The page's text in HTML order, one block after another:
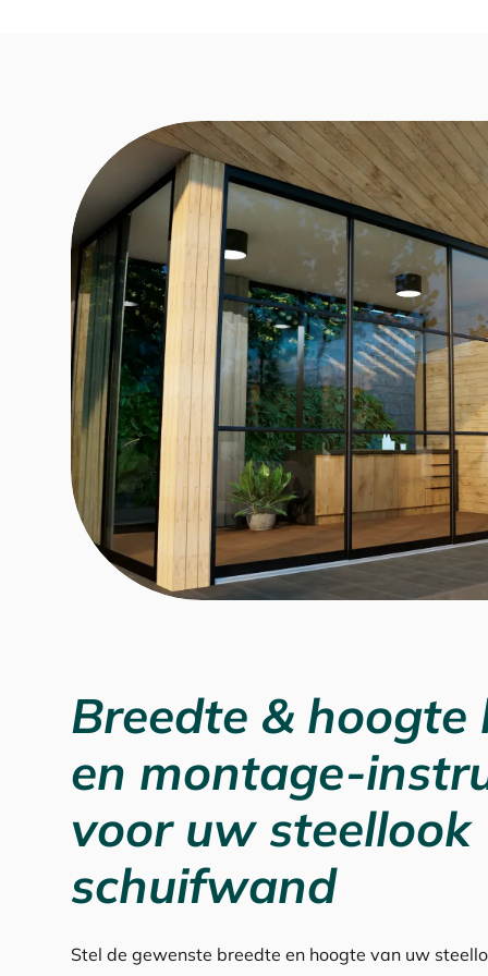
Breedte & hoogte
en montage-
voor uw steellook
schuifwand
Stel de gewenste breedte en hoogte van uw